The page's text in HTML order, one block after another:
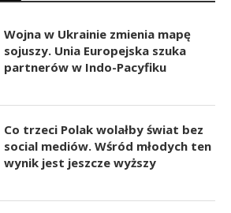
Wojna w Ukrainie zmienia mapę
sojuszy. Unia Europejska szuka
partnerów w Indo-Pacyfiku
Co trzeci Polak wolałby świat bez
social mediów. Wśród młodych ten
wynik jest jeszcze wyższy